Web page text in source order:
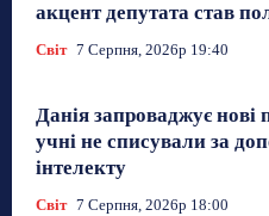
акцент депутата став
Світ 7 Серпня, 2026р 19:40
Данія запроваджує
учні не списували за
інтелекту
Світ 7 Серпня, 2026р 18:00